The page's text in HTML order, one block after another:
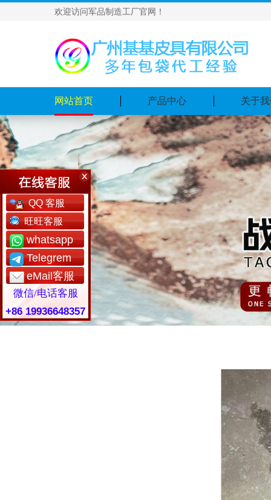
欢迎访问军品制造工厂官网！
网站首页 产品中心 关于
QQ 客服
旺旺客服
whatsapp
Telegrem
eMail客服
微信/电话客服
+86 19936648357